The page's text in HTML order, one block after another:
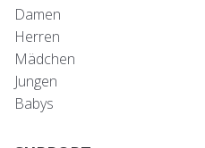
Damen
Herren
Mädchen
Jungen
Babys